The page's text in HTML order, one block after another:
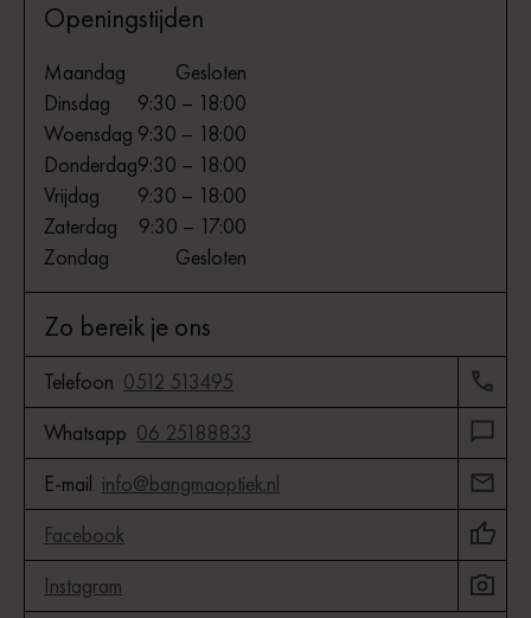
Openingstijden
Maandag
Gesloten
Dinsdag
9:30 – 18:00
Woensdag 9:30 – 18:00
Donderdag9:30 – 18:00
Vrijdag
9:30 – 18:00
Zaterdag
9:30 – 17:00
Zondag
Gesloten
Zo bereik je ons
Telefoon 0512 513495
Whatsapp 06 25188833
E-mail info@bangmaoptiek.nl
Facebook
Instagram